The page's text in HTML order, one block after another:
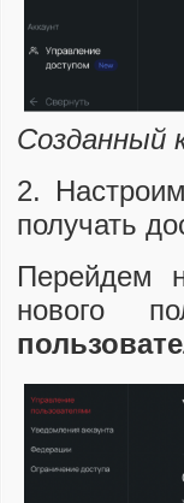
Созданный
2.
получать
Перейдем
нового